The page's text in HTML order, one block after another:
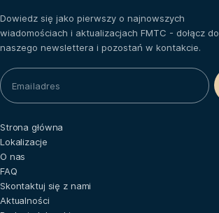
Dowiedz się jako pierwszy o najnowszych
wiadomościach i aktualizacjach FMTC - dołącz do
naszego newslettera i pozostań w kontakcie.
Strona główna
Lokalizacje
O nas
FAQ
Skontaktuj się z nami
Aktualności